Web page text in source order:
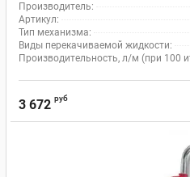
Производитель:
Артикул:
Тип механизма:
Виды перекачиваемой жидкости:
Производительность, л/м (при 100
3 672 руб